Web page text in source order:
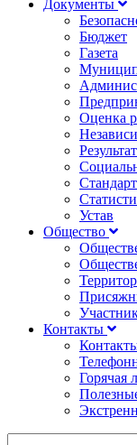
Документы
Бюджет
Газета
Оценка
Устав
Общество
Контакты
Горячая